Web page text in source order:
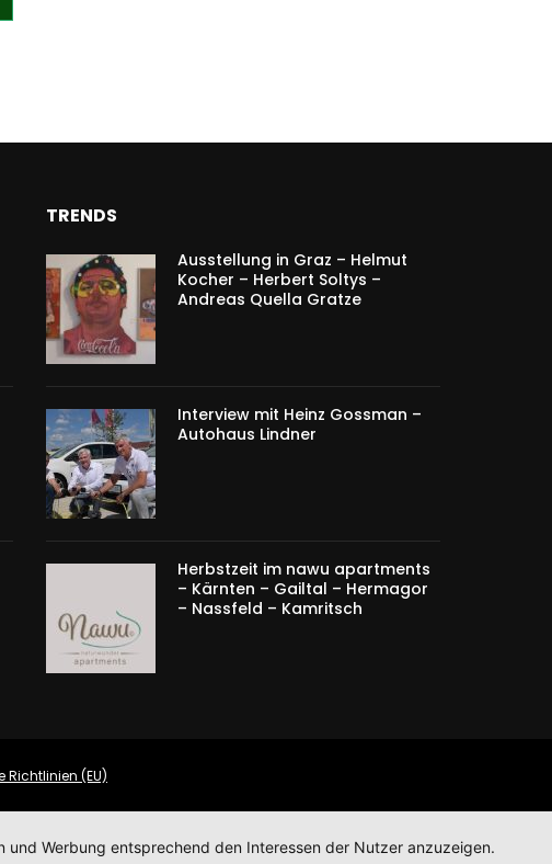
TRENDS
Ausstellung in Graz – Helmut
Kocher – Herbert Soltys –
Andreas Quella Gratze
Interview mit Heinz Gossman –
Autohaus Lindner
Herbstzeit im nawu apartments
– Kärnten – Gailtal – Hermagor
– Nassfeld – Kamritsch
Richtlinien (EU)
Werbung entsprechend den Interessen der Nutzer anzuzeigen.